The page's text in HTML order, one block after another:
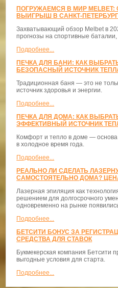
ПОГРУЖАЕМСЯ В МИР
ВЫИГРЫШ В САНКТ-
Захватывающий обзор Melbet в
прогнозы на спортивные
Подробнее...
ПЕЧКА ДЛЯ БАНИ: КАК
БЕЗОПАСНЫЙ ИСТОЧНИК
Традиционная баня — это не
источник здоровья и энергии.
Подробнее...
ПЕЧКА ДЛЯ ДОМА: КАК
ЭФФЕКТИВНЫЙ ИСТОЧНИК
Комфорт и тепло в доме —
в холодное время года.
Подробнее...
РЕАЛЬНО ЛИ СДЕЛАТЬ
САМОСТОЯТЕЛЬНО ДОМА?
Лазерная эпиляция как
решением для долгосрочного
одновременно на рынке
Подробнее...
БЕТСИТИ БОНУС ЗА
СРЕДСТВА ДЛЯ СТАВОК
Букмекерская компания Бетсити
выгодные условия для старта.
Подробнее...